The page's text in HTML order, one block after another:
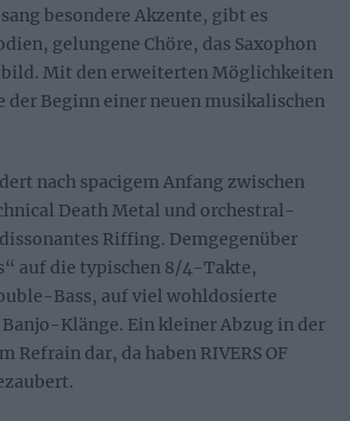
besondere Akzente, gibt es
gelungene Chöre, das Saxophon
Mit den erweiterten Möglichkeiten
der Beginn einer neuen musikalischen
nach spacigem Anfang zwischen
Death Metal und orchestral-
Riffing. Demgegenüber
auf die typischen 8/4-Takte,
Bass, auf viel wohldosierte
Klänge. Ein kleiner Abzug in der
dar, da haben RIVERS OF